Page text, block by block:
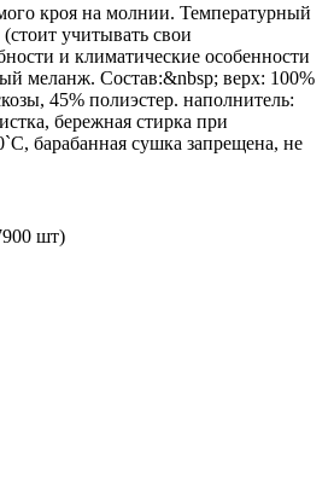
кроя на молнии. Температурный
учитывать свои
и климатические особенности
меланж. Состав:&nbsp; верх: 100%
45% полиэстер. наполнитель:
бережная стирка при
барабанная сушка запрещена, не
шт)